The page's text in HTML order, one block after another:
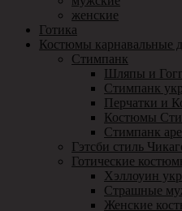
женские
Готика
Костюмы карнавальные
Стимпанк
Шляпы и
Стимпанк
Перчатки и
Костюмы
Стимпанк
Гэтсби стиль
Готические
Хэллоуин
Страшные
Женские